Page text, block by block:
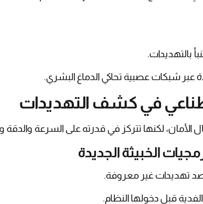
بالتهديدات.
عبر شبكات عصبية تحاكي الدماغ البشري.
في كشف التهديدات
الأمان، لكنها تتركز في قدرته على السرعة والدقة
تهديدات غير معروفة.
قبل دخولها النظام.